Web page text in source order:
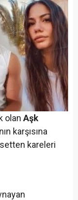
olan Aşk
karşısına
kareleri